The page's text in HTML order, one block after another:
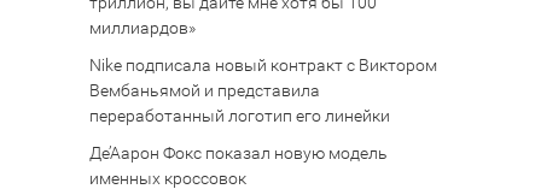
миллиардов»
Nike подписала новый контракт с Виктором
Вембаньямой и представила
переработанный логотип его линейки
Де’Аарон Фокс показал новую модель
именных кроссовок